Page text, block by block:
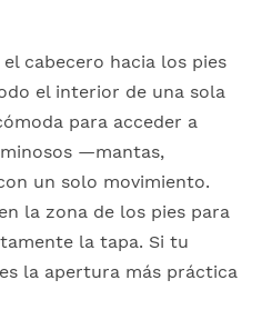
cabecero hacia los pies
el interior de una sola
para acceder a
—mantas,
un solo movimiento.
la zona de los pies para
la tapa. Si tu
la apertura más práctica